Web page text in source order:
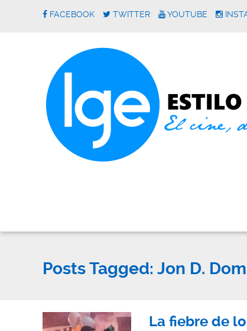
FACEBOOK TWITTER YOUTUBE
Posts Tagged: Jon D.
La fiebre de